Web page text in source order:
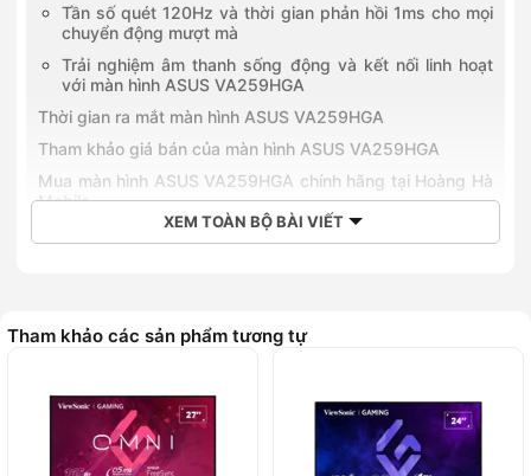
Tần số quét 120Hz và thời gian phản hồi 1ms cho mọi
chuyển động mượt mà
Trải nghiệm âm thanh sống động và kết nối linh hoạt
với màn hình ASUS VA259HGA
Thời gian ra mắt màn hình ASUS VA259HGA
Tham khảo giá bán của màn hình ASUS VA259HGA
Mua màn hình ASUS VA259HGA chính hãng tại Hoàng Hà
Mobile
thời gian phản hồi chỉ 1ms mang lại trải nghiệm hình ảnh
mượt mà, lý tưởng cho cả chơi game lẫn công việc đồ họa.
Eye Care+ giúp bảo vệ mắt và tích hợp hệ thống loa kép 2W
tiện dụng. Với thiết kế hiện đại, khả năng tiết kiệm điện và đa
dạng cổng kết nối, ASUS VA259HGA là sự lựa chọn đáng tin
XEM TOÀN BỘ BÀI VIẾT
Tham khảo các sản phẩm tương tự